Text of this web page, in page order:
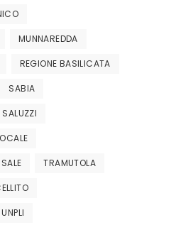
MUNNAREDDA
REGIONE BASILICATA
SABIA
SALUZZI
TRAMUTOLA
UNPLI